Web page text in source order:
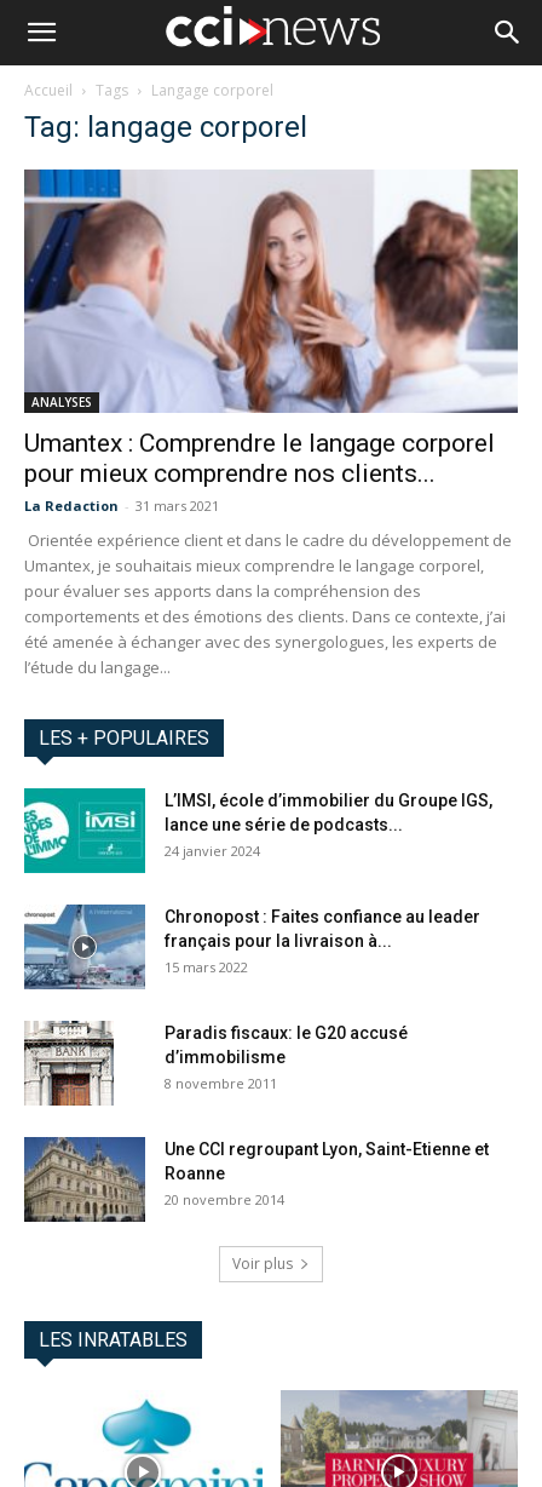
Accueil Tags Langage corporel
Tag: langage corporel
ANALYSES
Umantex : Comprendre le langage corporel
pour mieux comprendre nos clients...
La Redaction - 31 mars 2021
Orientée expérience client et dans le cadre du développement de
Umantex, je souhaitais mieux comprendre le langage corporel,
pour évaluer ses apports dans la compréhension des
comportements et des émotions des clients. Dans ce contexte, j’ai
été amenée à échanger avec des synergologues, les experts de
l’étude du langage...
LES + POPULAIRES
L’IMSI, école d’immobilier du Groupe IGS,
lance une série de podcasts...
24 janvier 2024
Chronopost : Faites confiance au leader
français pour la livraison à...
15 mars 2022
Paradis fiscaux: le G20 accusé
d’immobilisme
8 novembre 2011
Une CCI regroupant Lyon, Saint-Etienne et
Roanne
20 novembre 2014
Voir plus
LES INRATABLES